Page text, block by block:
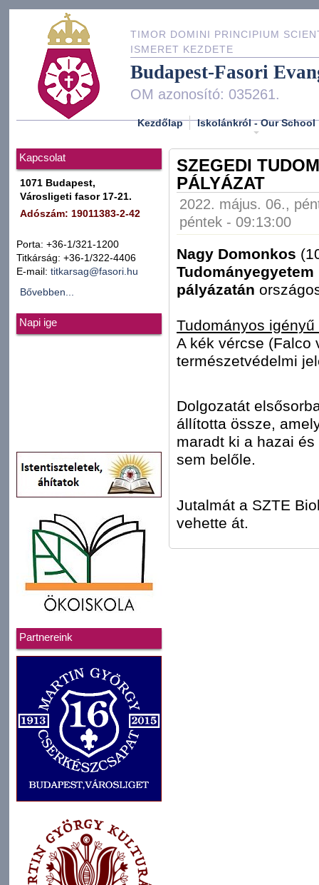
TIMOR DOMINI PRINCIPIUM
ISMERET KEZDETE
Budapest-Fasori
OM azonosító: 035261.
Kezdőlap Iskolánkról - Our School
Kapcsolat
1071 Budapest,
Városligeti fasor 17-21.
Adószám: 19011383-2-42
Porta: +36-1/321-1200
Titkárság: +36-1/322-4406
E-mail: titkarsag@fasori.hu
Bővebben...
Napi ige
Partnereink
SZEGEDI
PÁLYÁZAT
2022. május. 06.,
péntek - 09:13:00
Nagy Domonkos
pályázatán
Tudományos
A kék vércse (Falco
természetvédelmi
Dolgozatát
állította össze,
maradt ki a hazai
sem belőle.
Jutalmát a SZTE
vehette át.